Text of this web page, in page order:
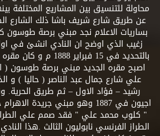
محاولة للتنسيق بين المشاريع المختلفة
عن طريق شارع شريف باشا ذلك الشارع
بساريات الاعلام نجد مبني برصة طوسون
زغيب الذي اوضح ان النادي انشئ في
بالتحديد في 15
اصبح مقره الجديد مبني برصة طوسون (
علي شارع جمال عبد الناصر ( حاليا ) و
رشيد – فؤاد الاول – ثم طريق الحرية.
اجيون في 1887 وهو مبني جريدة
" كلوب محمد علي " فقد صمم علي الطراز
الطراز الفرنسي نابوليون الثالث .هذا